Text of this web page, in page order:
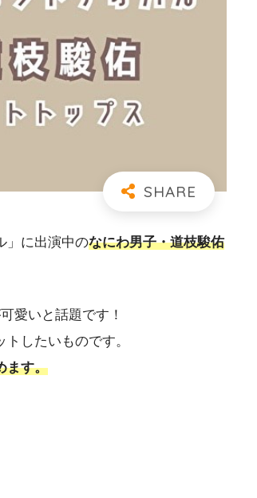
」に出演中のなにわ男子・道枝駿佑
愛いと話題です！
したいものです。
ます。